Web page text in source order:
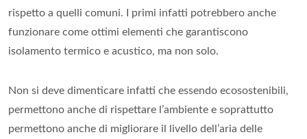
rispetto a quelli comuni. I primi infatti potrebbero anche
funzionare come ottimi elementi che garantiscono
isolamento termico e acustico, ma non solo.
Non si deve dimenticare infatti che essendo ecosostenibili,
permettono anche di rispettare l’ambiente e soprattutto
permettono anche di migliorare il livello dell’aria delle